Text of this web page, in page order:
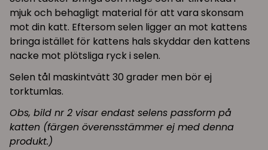
mjuk och behagligt material för att vara skonsam
mot din katt. Eftersom selen ligger an mot kattens
bringa istället för kattens hals skyddar den kattens
nacke mot plötsliga ryck i selen.
Selen tål maskintvätt 30 grader men bör ej
torktumlas.
Obs, bild nr 2 visar endast selens passform på
katten (färgen överensstämmer ej med denna
produkt.)